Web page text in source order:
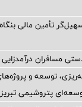
تأمین مالی
دستی مسافران
توسعه و
پتروشیمی تبریز